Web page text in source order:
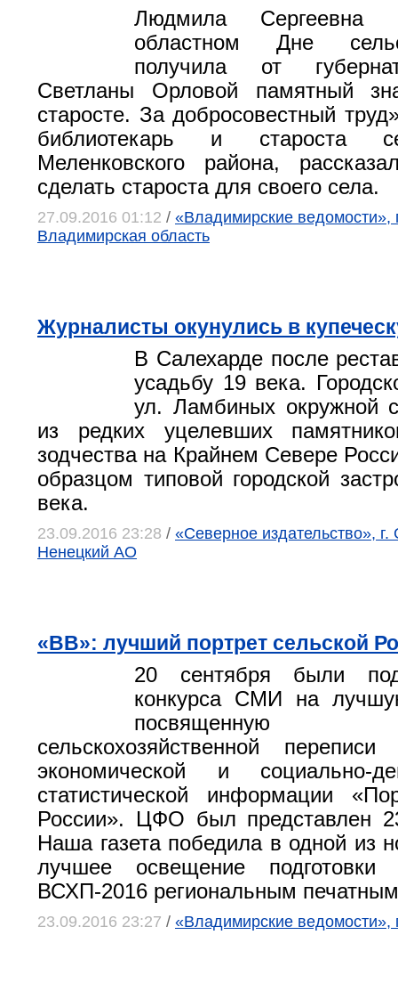
Людмила Сергеевна
областном Дне
получила от
Светланы Орловой памятный
старосте. За добросовестный
библиотекарь и староста
Меленковского района,
сделать староста для своего села.
27.09.2016 01:12 / «Владимирские ведомости»,
Владимирская область
Журналисты окунулись в
В Салехарде после
усадьбу 19 века.
ул. Ламбиных окружной
из редких уцелевших
зодчества на Крайнем Севере
образцом типовой городской
века.
23.09.2016 23:28 / «Северное издательство»,
Ненецкий АО
«ВВ»: лучший портрет сельской
20 сентября были
конкурса СМИ на
посвященную
сельскохозяйственной
экономической и социально-
статистической информации
России». ЦФО был представлен
Наша газета победила в одной из
лучшее освещение подготовки
ВСХП-2016 региональным
23.09.2016 23:27 / «Владимирские ведомости»,